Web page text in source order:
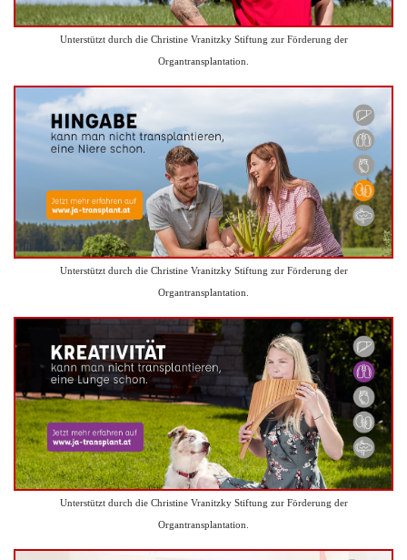
Unterstützt durch die Christine Vranitzky Stiftung zur Förderung der
Organtransplantation.
Unterstützt durch die Christine Vranitzky Stiftung zur Förderung der
Organtransplantation.
Unterstützt durch die Christine Vranitzky Stiftung zur Förderung der
Organtransplantation.